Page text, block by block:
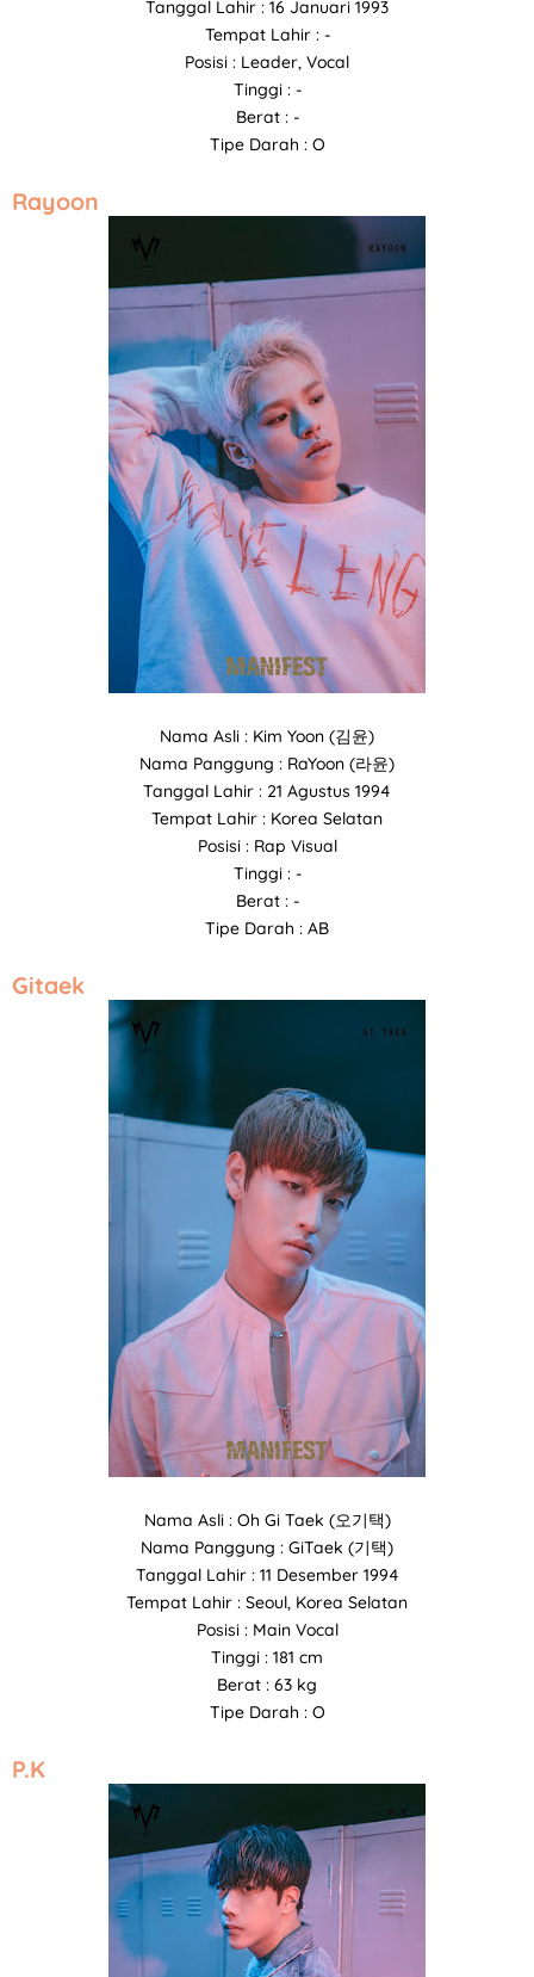
Tanggal Lahir : 16 Januari 1993
Tempat Lahir : -
Posisi : Leader, Vocal
Tinggi : -
Berat : -
Tipe Darah : O
Rayoon
Nama Asli : Kim Yoon (김윤)
Nama Panggung : RaYoon (라윤)
Tanggal Lahir : 21 Agustus 1994
Tempat Lahir : Korea Selatan
Posisi : Rap Visual
Tinggi : -
Berat : -
Tipe Darah : AB
Gitaek
Nama Asli : Oh Gi Taek (오기택)
Nama Panggung : GiTaek (기택)
Tanggal Lahir : 11 Desember 1994
Tempat Lahir : Seoul, Korea Selatan
Posisi : Main Vocal
Tinggi : 181 cm
Berat : 63 kg
Tipe Darah : O
P.K